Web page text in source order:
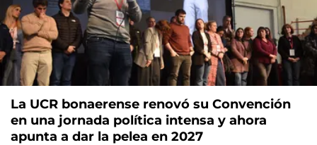
La UCR bonaerense renovó su Convención
en una jornada política intensa y ahora
apunta a dar la pelea en 2027